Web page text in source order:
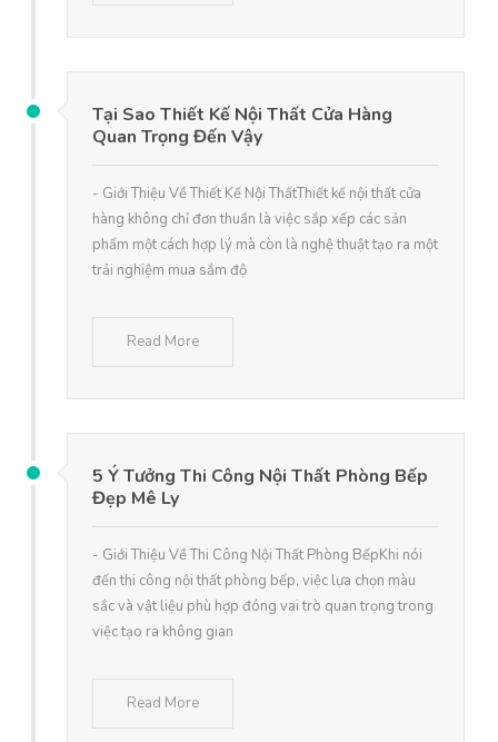
Tại Sao Thiết Kế Nội Thất Cửa Hàng
Quan Trọng Đến Vậy
- Giới Thiệu Về Thiết Kế Nội ThấtThiết kế nội thất cửa
hàng không chỉ đơn thuần là việc sắp xếp các sản
phẩm một cách hợp lý mà còn là nghệ thuật tạo ra một
trải nghiệm mua sắm độ
Read More
5 Ý Tưởng Thi Công Nội Thất Phòng Bếp
Đẹp Mê Ly
- Giới Thiệu Về Thi Công Nội Thất Phòng BếpKhi nói
đến thi công nội thất phòng bếp, việc lựa chọn màu
sắc và vật liệu phù hợp đóng vai trò quan trọng trong
việc tạo ra không gian
Read More